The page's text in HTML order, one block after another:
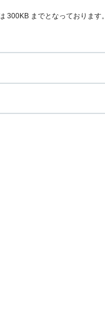
300KB までとなっております。